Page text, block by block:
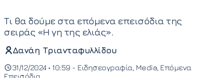
Τι θα δούμε στα επόμενα επεισόδια της
σειράς «Η γη της ελιάς».
Δανάη Τριανταφυλλίδου
31/12/2024 • 10:59 - Ειδησεογραφία Media Επόμενα
Επεισόδια